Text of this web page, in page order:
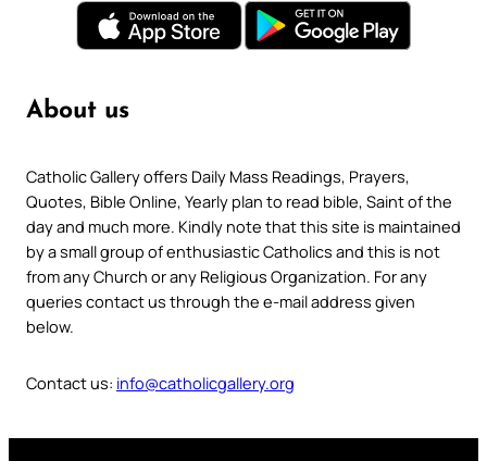
About us
Catholic Gallery offers Daily Mass Readings, Prayers,
Quotes, Bible Online, Yearly plan to read bible, Saint of the
day and much more. Kindly note that this site is maintained
by a small group of enthusiastic Catholics and this is not
from any Church or any Religious Organization. For any
queries contact us through the e-mail address given
below.
Contact us: info@catholicgallery.org